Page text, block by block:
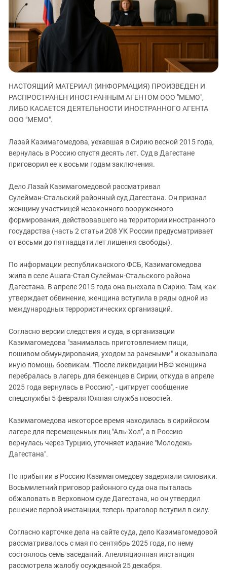
ЗАСТАВЛЯЕТ
КАВКАЗ ЗА ПАЛЕСТИНУ
ИНАКОМЫСЛИЕ В ЧЕЧНЕ
ПРЕСЛЕДОВАНИЕ АКТИВИСТОВ
МОБИЛИЗАЦИЯ И ПРОТЕСТЫ
Дагестан
Ингушетия
Кабардино-Балкария
Калмыкия
Карачаево-Черкесия
Краснодарский край
Российская Федерация
Северная Осетия - Алания
СКФО
Чечня
Южная Осетия
Южный Кавказ
ЮФО
НАСТОЯЩИЙ МАТЕРИАЛ (ИНФОРМАЦИЯ) ПРОИЗВЕДЕН И
РАСПРОСТРАНЕН ИНОСТРАННЫМ АГЕНТОМ ООО "МЕМО",
ЛИБО КАСАЕТСЯ ДЕЯТЕЛЬНОСТИ ИНОСТРАННОГО АГЕНТА
ООО "МЕМО".
Лазай Казимагомедова, уехавшая в Сирию весной 2015 года,
вернулась в Россию спустя десять лет. Суд в Дагестане
приговорил ее к восьми годам заключения.
Дело Лазай Казимагомедовой рассматривал
Сулейман‑Стальский районный суд Дагестана. Он признал
женщину участницей незаконного вооруженного
формирования, действовавшего на территории иностранного
государства (часть 2 статьи 208 УК России предусматривает
от восьми до пятнадцати лет лишения свободы).
По информации республиканского ФСБ, Казимагомедова
жила в селе Ашага-Стал Сулейман-Стальского района
Дагестана. В апреле 2015 года она выехала в Сирию. Там, как
утверждает обвинение, женщина вступила в ряды одной из
международных террористических организаций.
Согласно версии следствия и суда, в организации
Казимагомедова "занималась приготовлением пищи,
пошивом обмундирования, уходом за ранеными" и оказывала
иную помощь боевикам. "После ликвидации НВФ женщина
перебралась в лагерь для беженцев в Сирии, откуда в апреле
2025 года вернулась в Россию", - цитирует сообщение
спецслужбы 5 февраля Южная служба новостей.
Казимагомедова некоторое время находилась в сирийском
лагере для перемещенных лиц "Аль‑Хол", а в Россию
вернулась через Турцию, уточняет издание "Молодежь
Дагестана".
По прибытии в Россию Казимагомедову задержали силовики.
Восьмилетний приговор районного суда она пыталась
обжаловать в Верховном суде Дагестана, но он утвердил
решение первой инстанции, теперь приговор вступил в силу.
Согласно карточке дела на сайте суда, дело Казимагомедовой
рассматривалось с мая по сентябрь 2025 года, по нему
состоялось семь заседаний. Апелляционная инстанция
рассмотрела жалобу осужденной 25 декабря.